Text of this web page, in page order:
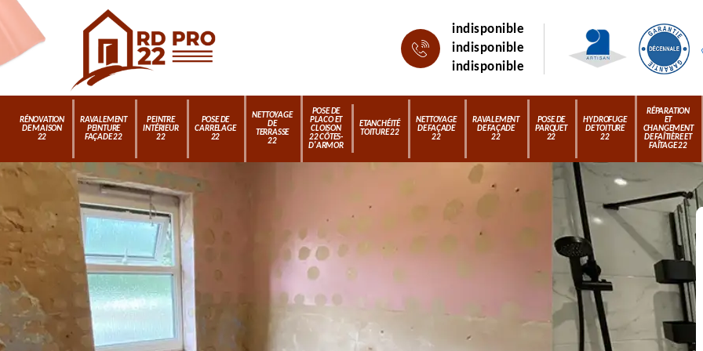
indisponible
indisponible
indisponible
RÉNOVATION
DE MAISON
22
RAVALEMENT
PEINTURE
FAÇADE 22
PEINTRE
INTÉRIEUR
22
POSE DE
CARRELAGE
22
NETTOYAGE
DE
TERRASSE
22
POSE DE
PLACO ET
CLOISON
22 CÔTES-
D'ARMOR
ETANCHÉITÉ
TOITURE 22
NETTOYAGE
DE FAÇADE
22
RAVALEMENT
DE FAÇADE
22
POSE DE
PARQUET
22
HYDROFUGE
DE TOITURE
22
RÉPARATION
ET
CHANGEMENT
DE FAÎTIÈRE ET
FAÎTAGE 22